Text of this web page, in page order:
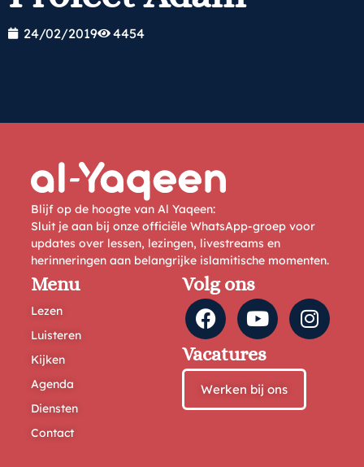
24/02/2019 4454
Blijf op de hoogte van Al Yaqeen:
Sluit je aan bij onze officiële WhatsApp-groep voor
updates over lessen, lezingen, livestreams en
herinneringen aan belangrijke islamitische momenten.
Menu
Lezen
Luisteren
Kijken
Agenda
Diensten
Contact
Volg ons
Vacatures
Werken bij ons